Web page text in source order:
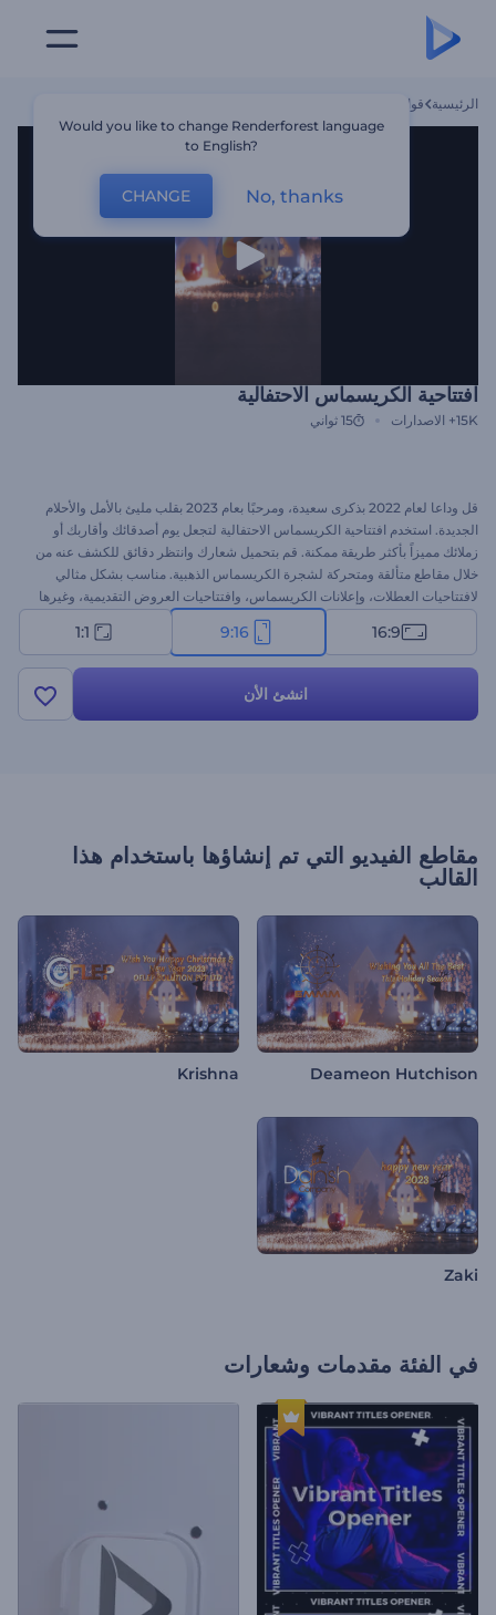
الرئيسية قوالب
افتتاحية الكريسماس الاحتفالية
15K+ الاصدارات 15 ثواني
قل وداعا لعام 2022 بذكرى سعيدة، ومرحبًا بعام 2023 بقلب مليئ بالأمل والأحلام
الجديدة. استخدم افتتاحية الكريسماس الاحتفالية لتجعل يوم أصدقائك وأقاربك أو
زملائك مميزاً بأكثر طريقة ممكنة. قم بتحميل شعارك وانتظر دقائق للكشف عنه من
خلال مقاطع متألقة ومتحركة لشجرة الكريسماس الذهبية. مناسب بشكل مثالي
لافتتاحيات العطلات، وإعلانات الكريسماس، وافتتاحيات العروض التقديمية، وغيرها
الكثير من المشروعات الإبداعية. جرب الآن!
16:9
9:16
1:1
انشئ الأن
مقاطع الفيديو التي تم إنشاؤها باستخدام هذا
القالب
Deameon Hutchison
Krishna
Zaki
في الفئة مقدمات وشعارات
Would you like to change Renderforest language
to English?
CHANGE No, thanks